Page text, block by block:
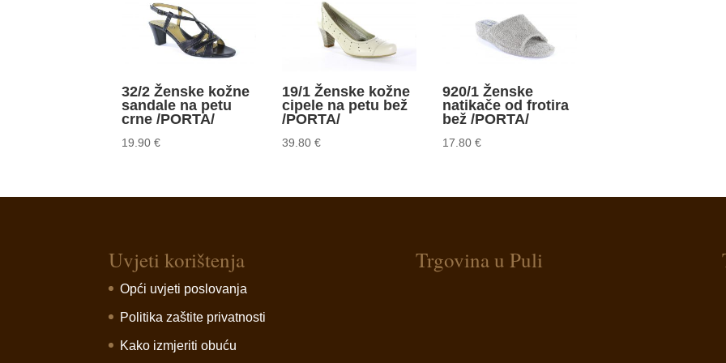
32/2 Ženske kožne
sandale na petu
crne /PORTA/
19.90€
19/1 Ženske kožne
cipele na petu bež
/PORTA/
39.80€
920/1 Ženske
natikače od frotira
bež /PORTA/
17.80€
Uvjeti korištenja
Opći uvjeti poslovanja
Politika zaštite privatnosti
Kako izmjeriti obuću
Trgovina u Puli